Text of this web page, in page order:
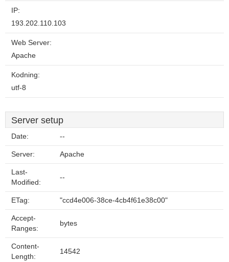
IP:
193.202.110.103
Web Server:
Apache
Kodning:
utf-8
Server setup
Date: --
Server: Apache
Last-
Modified:
--
ETag: "ccd4e006-38ce-4cb4f61e38c00"
Accept-
Ranges:
bytes
Content-
Length:
14542